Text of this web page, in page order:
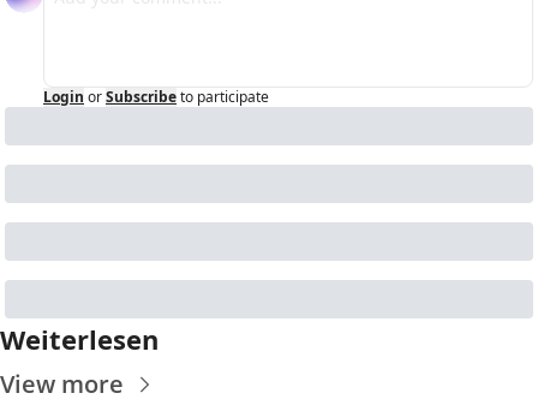
Login orSubscribeto participate
Weiterlesen
View more